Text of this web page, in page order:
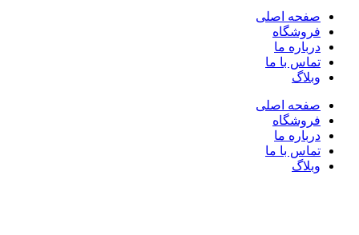
صفحه اصلی
فروشگاه
درباره ما
تماس با ما
وبلاگ
صفحه اصلی
فروشگاه
درباره ما
تماس با ما
وبلاگ